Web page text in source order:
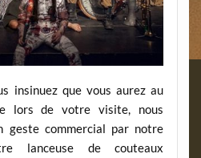
insinuez que vous aurez au
lors de votre visite, nous
geste commercial par notre
lanceuse de couteaux